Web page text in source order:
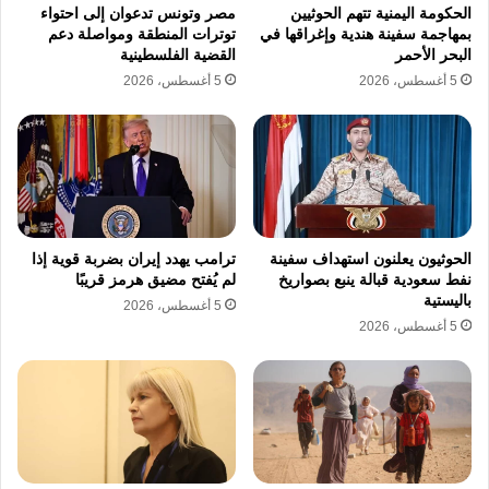
أظهرته مقاطع فيديو منشورة على وسائل التواصل
الاجتماعي.
كما واجه بن غفير انتقادات من قبل مؤيدين لعائلات
الأسرى الإسرائيليين في غزة لحظة وصوله إلى
مطار فلوريدا في الولايات المتحدة الأمريكية، وفق
مقاطع فيديو متداولة أيضا عبر وسائل التواصل
الاجتماعي.
وكان ذكر في منشوراته على “إكس” أثناء الزيارة،
أنه التقى أعضاء من الكونغرس الأمريكي، لكنه لم
يشر إلى أي لقاء مع مسؤولين من الإدارة
الأمريكية.
الحكومة اليمنية تتهم الحوثيين
بمهاجمة سفينة هندية وإغراقها في
البحر الأحمر
5 أغسطس، 2026
مصر وتونس تدعوان إلى احتواء
توترات المنطقة ومواصلة دعم
القضية الفلسطينية
5 أغسطس، 2026
الحوثيون يعلنون استهداف سفينة
نفط سعودية قبالة ينبع بصواريخ
باليستية
5 أغسطس، 2026
ترامب يهدد إيران بضربة قوية إذا
لم يُفتح مضيق هرمز قريبًا
5 أغسطس، 2026